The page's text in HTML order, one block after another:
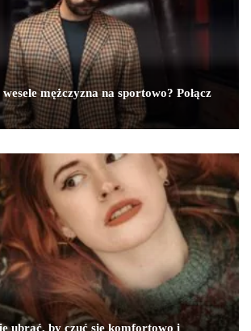
mężczyzna na sportowo? Połącz
ubrać, by czuć się komfortowo i